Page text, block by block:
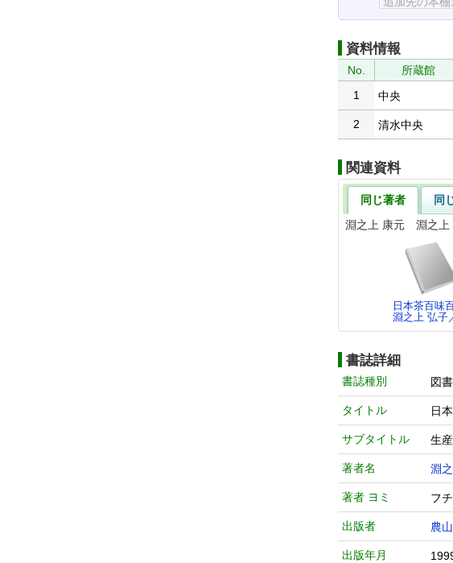
資料情報
No. 所蔵館
1
中央
2 清水中央
関連資料
同じ著者 同
淵之上 康元 淵之上
日本茶百味
淵之上 弘子
書誌詳細
書誌種別 図書
タイトル 日
サブタイトル 生
著者名 淵
著者 ヨミ フ
出版者 農
出版年月